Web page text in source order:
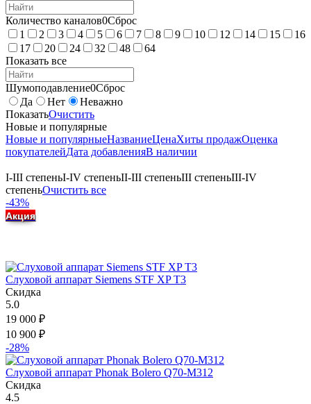
Количество каналов0Сброс
1
2 3 4 5 6 7 8 9 10 12 14 15
16
17
20 24 32 48
64
Показать все
Шумоподавление0Сброс
Да
Нет
Неважно
ПоказатьОчистить
Новые и популярные
Новые и популярныеНазваниеЦенаХиты продажОценка
покупателейДата добавленияВ наличии
I-III степеньI-IV степеньII-III степеньIII степеньIII-IV
степеньОчистить все
-43%
Акция
Слуховой аппарат Siemens STF XP T3
Скидка
5.0
19 000 ₽
10 900 ₽
-28%
Слуховой аппарат Phonak Bolero Q70-M312
Скидка
4.5